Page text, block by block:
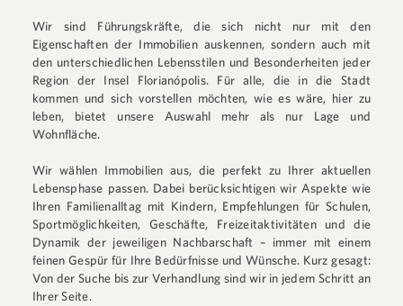
Wir sind Führungskräfte, die sich nicht nur mit den
Eigenschaften der Immobilien auskennen, sondern auch mit
den unterschiedlichen Lebensstilen und Besonderheiten jeder
Region der Insel Florianópolis. Für alle, die in die Stadt
kommen und sich vorstellen möchten, wie es wäre, hier zu
leben, bietet unsere Auswahl mehr als nur Lage und
Wohnfläche.
Wir wählen Immobilien aus, die perfekt zu Ihrer aktuellen
Lebensphase passen. Dabei berücksichtigen wir Aspekte wie
Ihren Familienalltag mit Kindern, Empfehlungen für Schulen,
Sportmöglichkeiten, Geschäfte, Freizeitaktivitäten und die
Dynamik der jeweiligen Nachbarschaft – immer mit einem
feinen Gespür für Ihre Bedürfnisse und Wünsche. Kurz gesagt:
Von der Suche bis zur Verhandlung sind wir in jedem Schritt an
Ihrer Seite.